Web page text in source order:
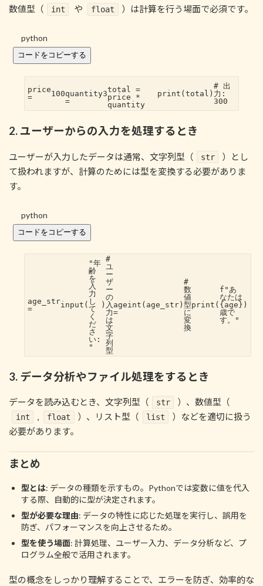
数値型（ int や float ）は計算を行う場面で必須です。
python
コードをコピーする
price
=
100quantity
=
3total =
price *
quantity
print (total)
# 出
力:
300
2. ユーザーからの入力を処理するとき
ユーザーが入力したデータは通常、文字列型（ str
）とし
て扱われますが、計算のためには型を変換する必要がありま
す。
python
コードをコピーする
age_str
=
input (
"年
齢
を
入
力
し
て
く
だ
さ
い:
"
)
#
ユ
ー
ザ
ー
の
入
力
は
文
字
列
型
age
=
int (age_str)
#
数
値
型
に
変
換
print (
f"あ
なたは
{age}
歳で
す。"
)
3. データ分析やファイル処理をするとき
データを読み込むとき、文字列型（ str ）、数値型（
int , float ）、リスト型（ list
）などを適切に扱う
必要があります。
まとめ
型とは: データの種類を示すもの。Pythonでは変数に値を代入
する際、自動的に型が決定されます。
型が必要な理由: データの特性に応じた処理を実行し、誤用を
防ぎ、パフォーマンスを向上させるため。
型を使う場面: 計算処理、ユーザー入力、データ分析など、プ
ログラム全般で活用されます。
型の概念をしっかり理解することで、エラーを防ぎ、効率的な